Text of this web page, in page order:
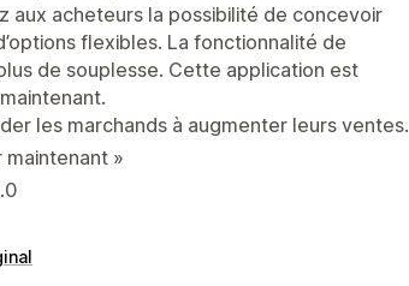
acheteurs la possibilité de concevoir
flexibles. La fonctionnalité de
de souplesse. Cette application est
les marchands à augmenter leurs ventes.
»